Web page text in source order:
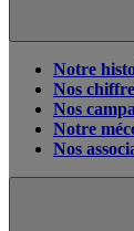
Notre
Nos
Nos
Notre
Nos